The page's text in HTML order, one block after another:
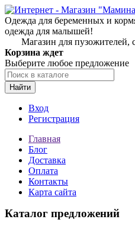
Одежда для беременных и
одежда для малышей!
Магазин для
Корзина ждет
Выберите любое предложение
Найти
Вход
Регистрация
Главная
Блог
Доставка
Оплата
Контакты
Карта сайта
Каталог предложений